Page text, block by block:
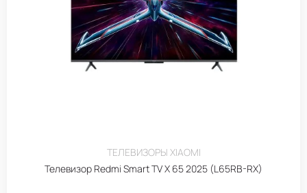
ТЕЛЕВИЗОРЫ XIAOMI
Телевизор Redmi Smart TV X 65 2025 (L65RB-RX)